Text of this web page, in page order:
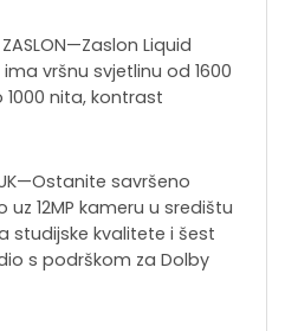
ZASLON—Zaslon Liquid
ima vršnu svjetlinu od 1600
nita, kontrast
savršeno
12MP kameru u središtu
studijske kvalitete i šest
s podrškom za Dolby